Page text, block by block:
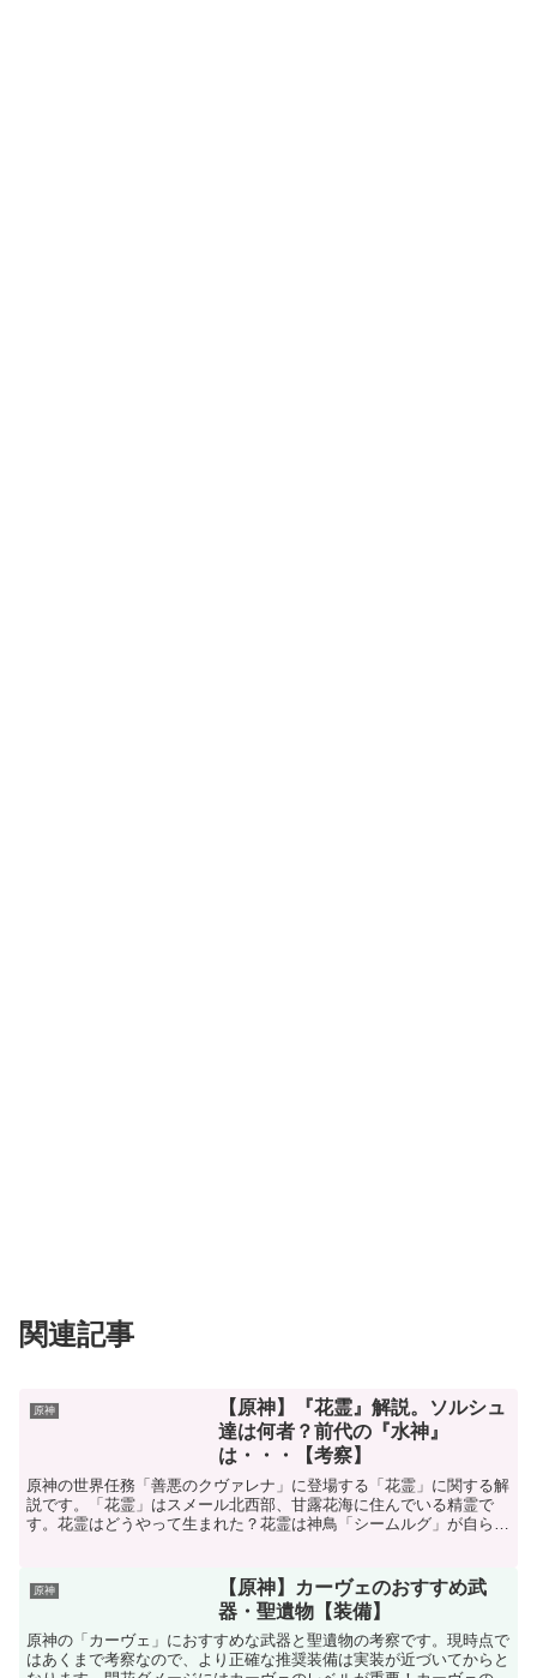
関連記事
原神
【原神】『花霊』解説。ソルシュ
達は何者？前代の『水神』
は・・・【考察】
原神の世界任務「善悪のクヴァレナ」に登場する「花霊」に関する解
説です。「花霊」はスメール北西部、甘露花海に住んでいる精霊で
す。花霊はどうやって生まれた？花霊は神鳥「シームルグ」が自らを
原神
【原神】カーヴェのおすすめ武
器・聖遺物【装備】
原神の「カーヴェ」におすすめな武器と聖遺物の考察です。現時点で
はあくまで考察なので、より正確な推奨装備は実装が近づいてからと